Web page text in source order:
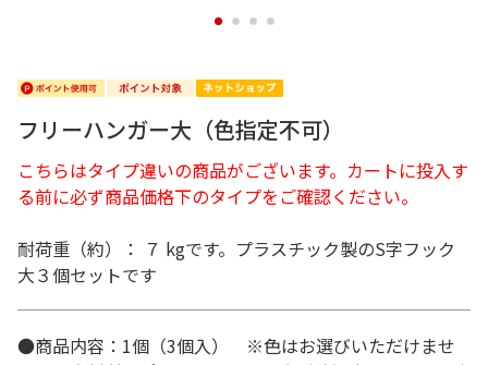
1 2 3 4
フリーハンガー大（色指定不可）
こちらはタイプ違いの商品がございます。カートに投入す
る前に必ず商品価格下のタイプをご確認ください。
耐荷重（約）： ７ kgです。プラスチック製のS字フック
大３個セットです
●商品内容：1個（3個入） ※色はお選びいただけませ